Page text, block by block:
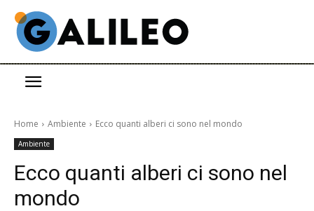
Home Ambiente Ecco quanti alberi ci sono nel mondo
Ambiente
Ecco quanti alberi ci sono nel
mondo